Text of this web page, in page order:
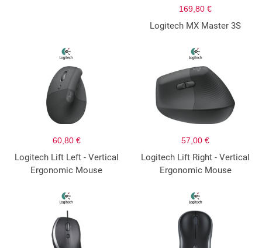
169,80 €
Logitech MX Master 3S
60,80 €
Logitech Lift Left - Vertical
Ergonomic Mouse
57,00 €
Logitech Lift Right - Vertical
Ergonomic Mouse